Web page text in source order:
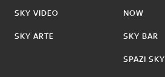
SKY VIDEO
SKY ARTE
NOW
SKY BAR
SPAZI SKY